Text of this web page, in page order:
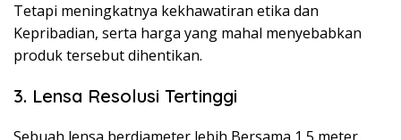
Tetapi meningkatnya kekhawatiran etika dan
Kepribadian, serta harga yang mahal menyebabkan
produk tersebut dihentikan.
3. Lensa Resolusi Tertinggi